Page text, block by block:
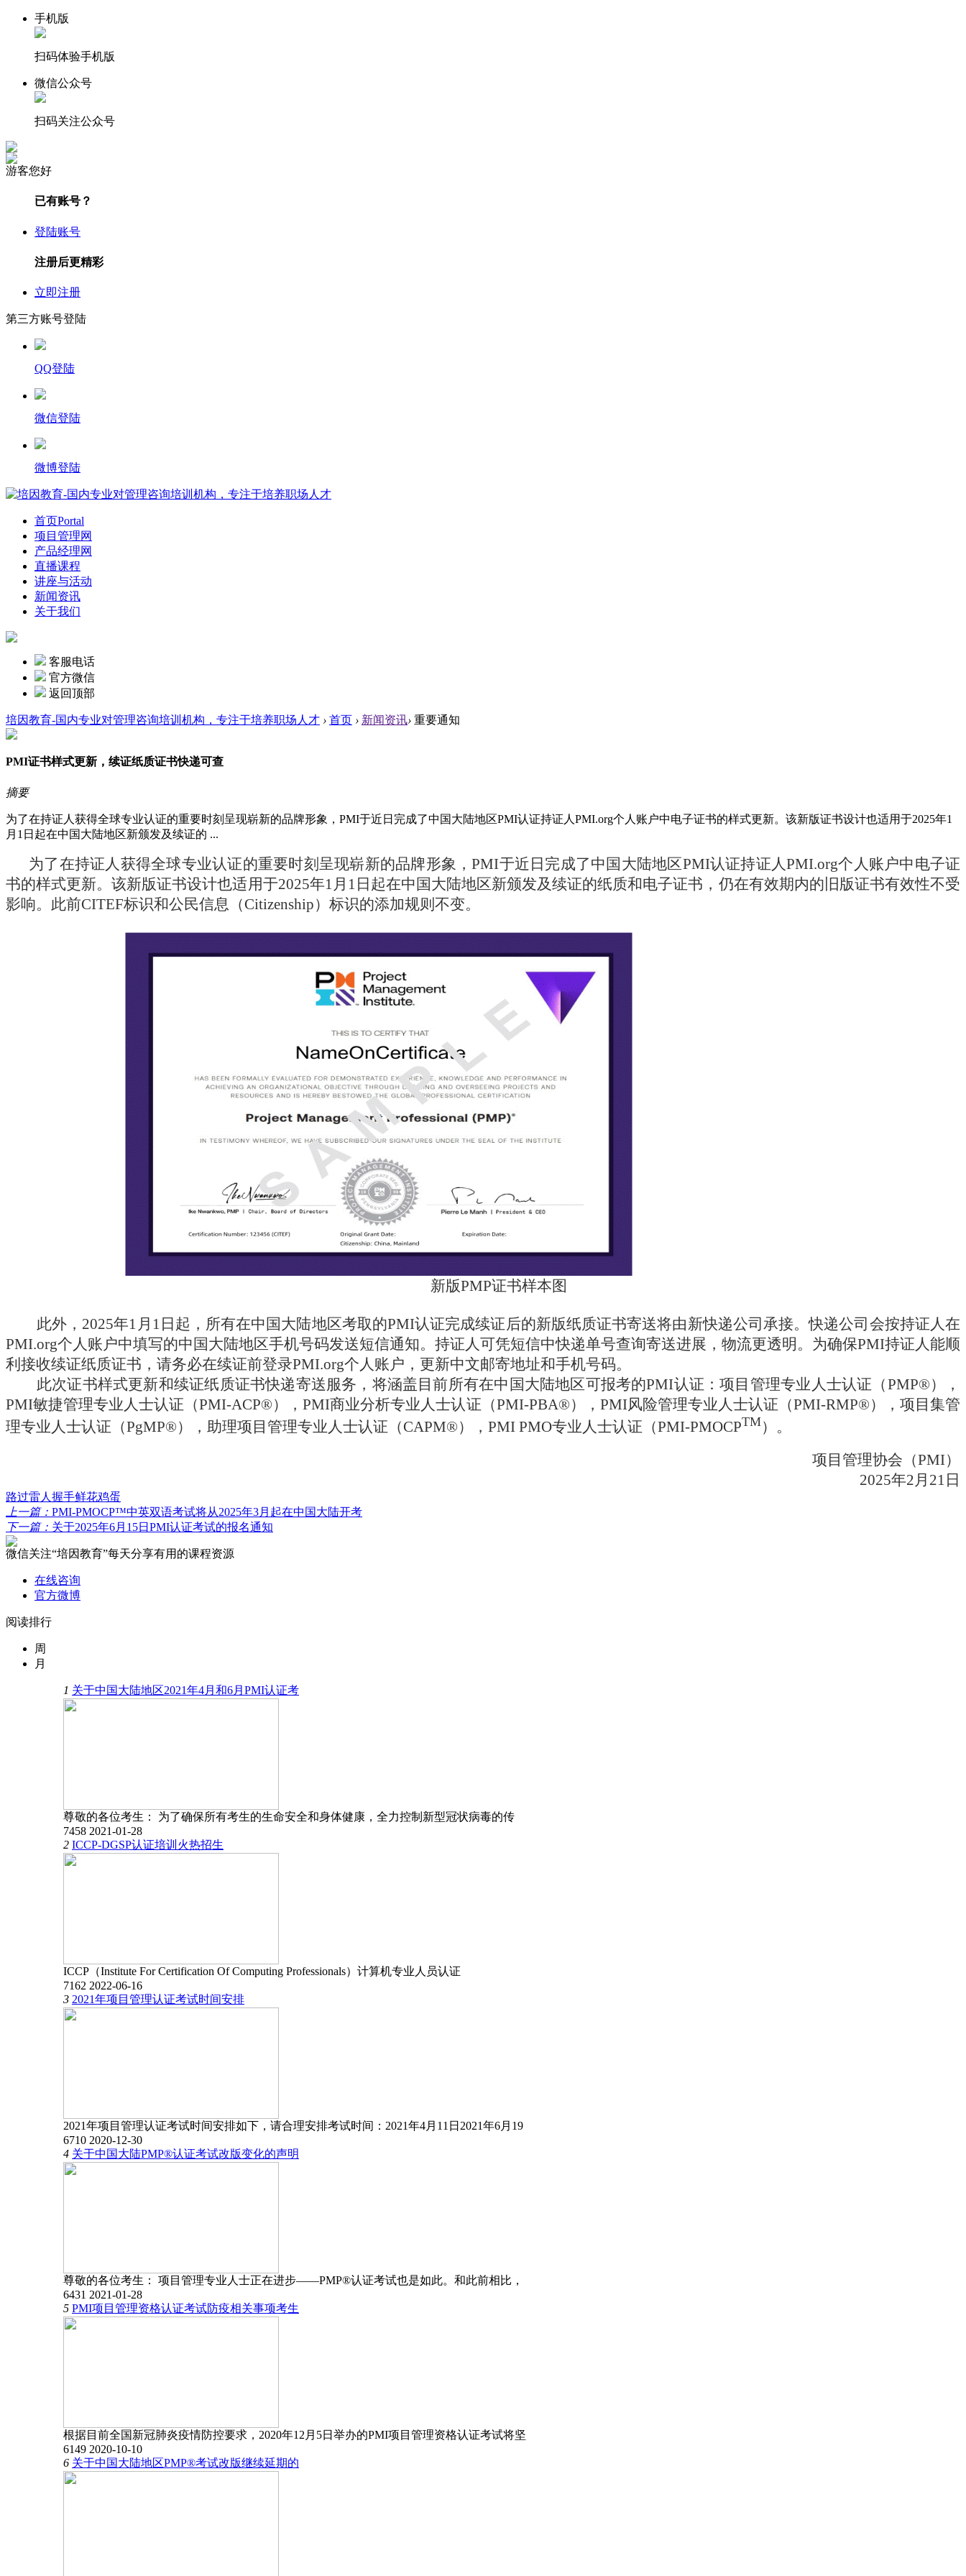
手机版
扫码体验手机版
微信公众号
扫码关注公众号
游客您好
已有账号？
登陆账号
注册后更精彩
立即注册
第三方账号登陆
QQ登陆
微信登陆
微博登陆
首页Portal
项目管理网
产品经理网
直播课程
讲座与活动
新闻资讯
关于我们
客服电话
官方微信
返回顶部
培因教育-国内专业对管理咨询培训机构，专注于培养职场人才 › 首页 › 新闻资讯› 重要通知
PMI证书样式更新，续证纸质证书快递可查
摘要
为了在持证人获得全球专业认证的重要时刻呈现崭新的品牌形象，PMI于近日完成了中国大陆地区PMI认证持证人PMI.org个人账户中电子证书的样式更新。该新版证书设计也适用于2025年1
月1日起在中国大陆地区新颁发及续证的 ...
为了在持证人获得全球专业认证的重要时刻呈现崭新的品牌形象，PMI于近日完成了中国大陆地区PMI认证持证人PMI.org个人账户中电子证
书的样式更新。该新版证书设计也适用于2025年1月1日起在中国大陆地区新颁发及续证的纸质和电子证书，仍在有效期内的旧版证书有效性不受
影响。此前CITEF标识和公民信息（Citizenship）标识的添加规则不变。
新版PMP证书样本图
此外，2025年1月1日起，所有在中国大陆地区考取的PMI认证完成续证后的新版纸质证书寄送将由新快递公司承接。快递公司会按持证人在
PMI.org个人账户中填写的中国大陆地区手机号码发送短信通知。持证人可凭短信中快递单号查询寄送进展，物流更透明。为确保PMI持证人能顺
利接收续证纸质证书，请务必在续证前登录PMI.org个人账户，更新中文邮寄地址和手机号码。
此次证书样式更新和续证纸质证书快递寄送服务，将涵盖目前所有在中国大陆地区可报考的PMI认证：项目管理专业人士认证（PMP®），
PMI敏捷管理专业人士认证（PMI-ACP®），PMI商业分析专业人士认证（PMI-PBA®），PMI风险管理专业人士认证（PMI-RMP®），项目集管
理专业人士认证（PgMP®），助理项目管理专业人士认证（CAPM®），PMI PMO专业人士认证（PMI-PMOCPTM）。
项目管理协会（PMI）
2025年2月21日
路过雷人 握手鲜花鸡蛋
上一篇： PMI-PMOCP™中英双语考试将从2025年3月起在中国大陆开考
下一篇： 关于2025年6月15日PMI认证考试的报名通知
微信关注“培因教育”每天分享有用的课程资源
在线咨询
官方微博
阅读排行
周
月
1 关于中国大陆地区2021年4月和6月PMI认证考
尊敬的各位考生： 为了确保所有考生的生命安全和身体健康，全力控制新型冠状病毒的传
7458 2021-01-28
2 ICCP-DGSP认证培训火热招生
ICCP（Institute For Certification Of Computing Professionals）计算机专业人员认证
7162 2022-06-16
3 2021年项目管理认证考试时间安排
2021年项目管理认证考试时间安排如下，请合理安排考试时间：2021年4月11日2021年6月19
6710 2020-12-30
4 关于中国大陆PMP®认证考试改版变化的声明
尊敬的各位考生： 项目管理专业人士正在进步——PMP®认证考试也是如此。和此前相比，
6431 2021-01-28
5 PMI项目管理资格认证考试防疫相关事项考生
根据目前全国新冠肺炎疫情防控要求，2020年12月5日举办的PMI项目管理资格认证考试将坚
6149 2020-10-10
6 关于中国大陆地区PMP®考试改版继续延期的